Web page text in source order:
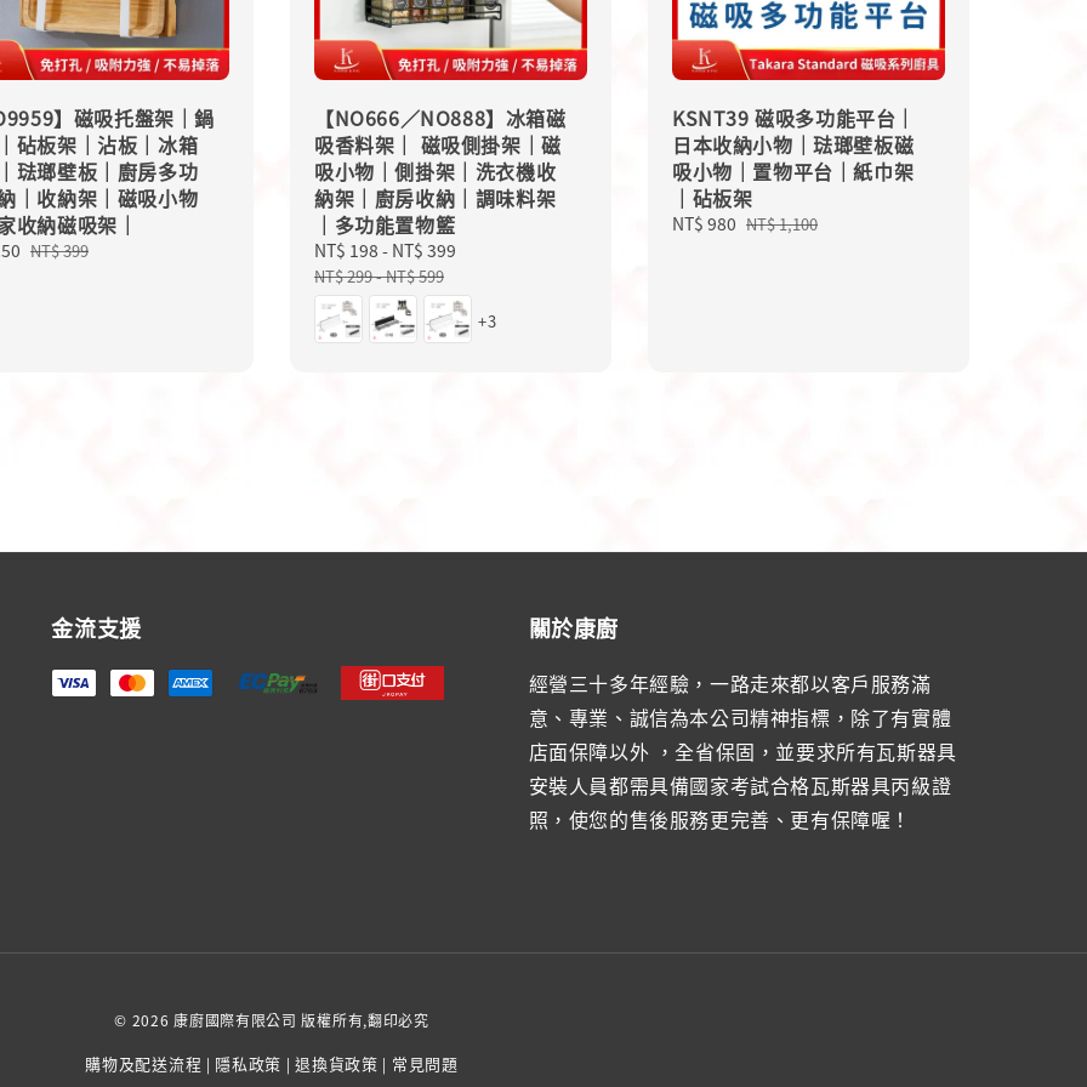
】磁吸托盤架｜鍋
砧板架｜沾板｜冰箱
琺瑯壁板｜廚房多功
｜收納架｜磁吸小物
收納磁吸架｜
Regular
NT$ 399
【NO666／NO888】冰箱磁
吸香料架｜ 磁吸側掛架｜磁
吸小物｜側掛架｜洗衣機收
納架｜廚房收納｜調味料架
｜多功能置物籃
Sale
price
NT$ 198 - NT$ 399
NT$ 299-NT$ 599
+3
KSNT39 磁吸多功能平台｜
日本收納小物｜琺瑯壁板磁
吸小物｜置物平台｜紙巾架
｜砧板架
Sale
NT$ 980 Regular
NT$ 1,100
金流支援 關於康廚
經營三十多年經驗，一路走來都以客戶服務滿
意、專業、誠信為本公司精神指標，除了有實體
店面保障以外 ，全省保固，並要求所有瓦斯器具
安裝人員都需具備國家考試合格瓦斯器具丙級證
照，使您的售後服務更完善、更有保障喔！
© 2026 康廚國際有限公司 版權所有,翻印必究
購物及配送流程 | 隱私政策 |退換貨政策 | 常見問題